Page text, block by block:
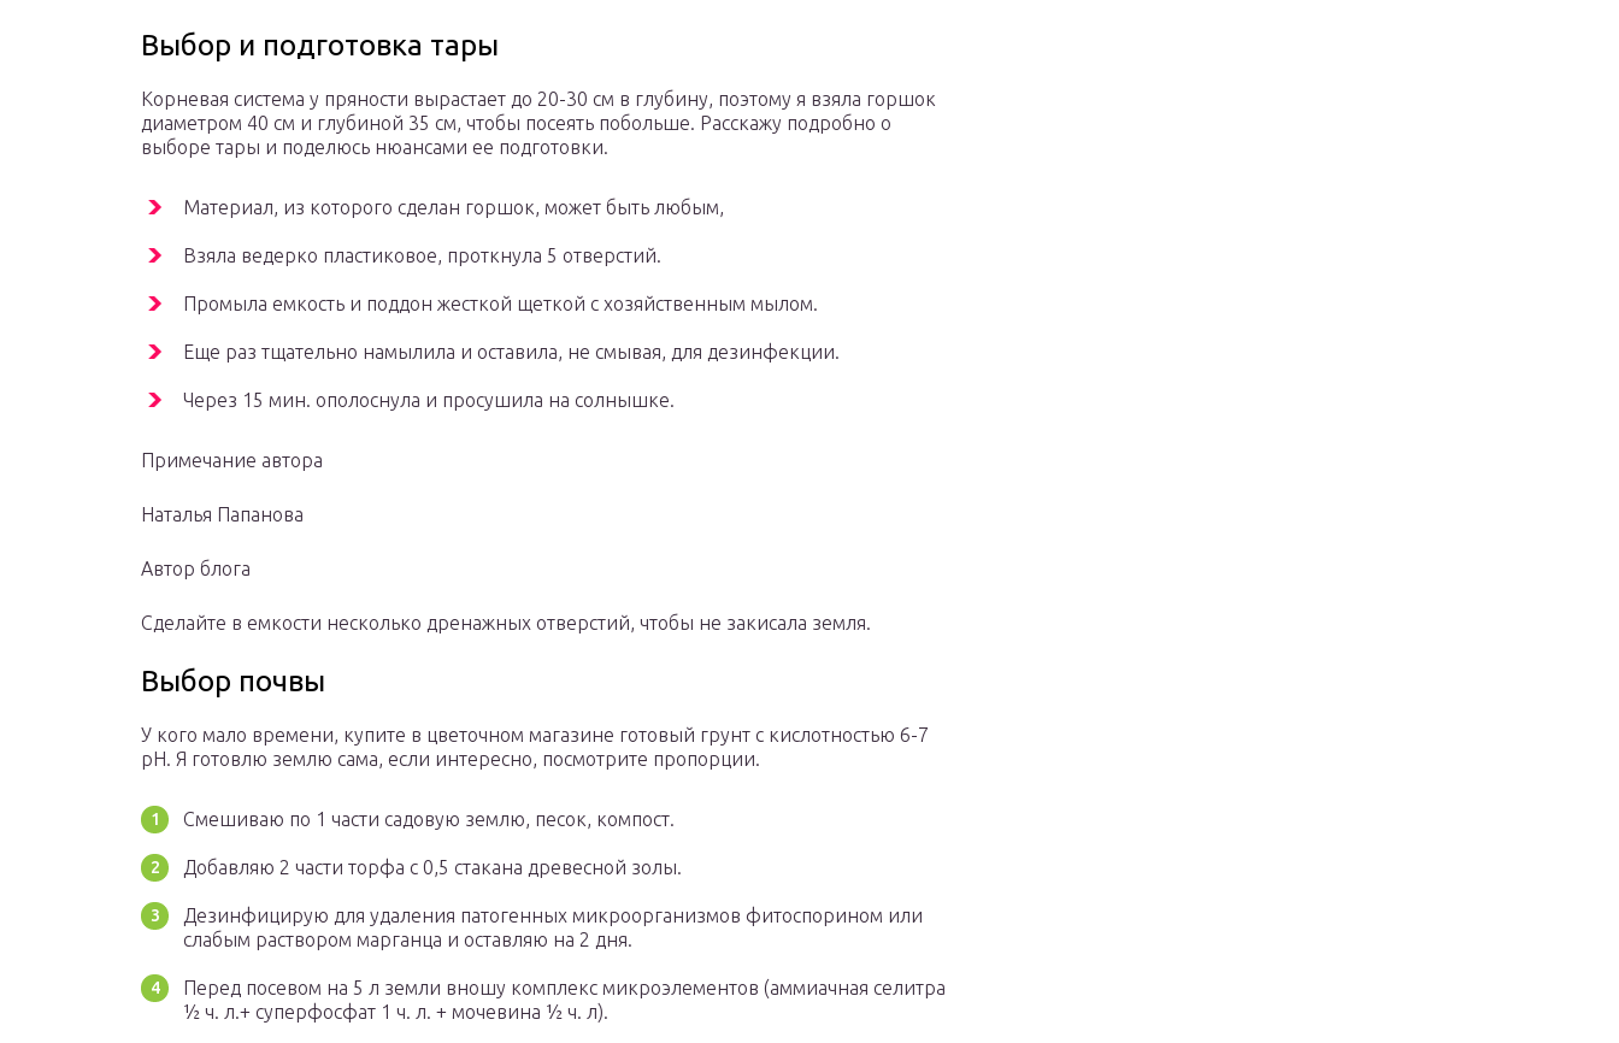
Выбор и подготовка тары
Корневая система у пряности вырастает до 20-30 см в глубину, поэтому я взяла горшок
диаметром 40 см и глубиной 35 см, чтобы посеять побольше. Расскажу подробно о
выборе тары и поделюсь нюансами ее подготовки.
Материал, из которого сделан горшок, может быть любым,
Взяла ведерко пластиковое, проткнула 5 отверстий.
Промыла емкость и поддон жесткой щеткой с хозяйственным мылом.
Еще раз тщательно намылила и оставила, не смывая, для дезинфекции.
Через 15 мин. ополоснула и просушила на солнышке.
Примечание автора
Наталья Папанова
Автор блога
Сделайте в емкости несколько дренажных отверстий, чтобы не закисала земля.
Выбор почвы
У кого мало времени, купите в цветочном магазине готовый грунт с кислотностью 6-7
pH. Я готовлю землю сама, если интересно, посмотрите пропорции.
Смешиваю по 1 части садовую землю, песок, компост.
Добавляю 2 части торфа с 0,5 стакана древесной золы.
Дезинфицирую для удаления патогенных микроорганизмов фитоспорином или
слабым раствором марганца и оставляю на 2 дня.
Перед посевом на 5 л земли вношу комплекс микроэлементов (аммиачная селитра
½ ч. л.+ суперфосфат 1 ч. л. + мочевина ½ ч. л).